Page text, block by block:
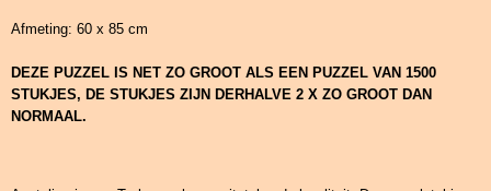
Afmeting: 60 x 85 cm
DEZE PUZZEL IS NET ZO GROOT ALS EEN PUZZEL VAN 1500
STUKJES, DE STUKJES ZIJN DERHALVE 2 X ZO GROOT DAN
NORMAAL.